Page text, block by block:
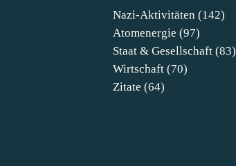
Nazi-Aktivitäten (142)
Atomenergie (97)
Staat & Gesellschaft (83)
Wirtschaft (70)
Zitate (64)